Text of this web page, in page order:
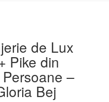
de Lux
Pike din
–
Bej